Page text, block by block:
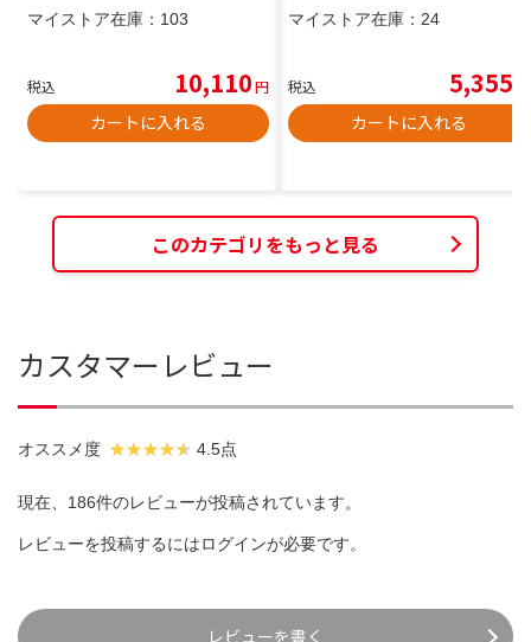
マイストア在庫： 103
税込 10,110円
カートに入れる
マイストア在庫： 24
税込 5,355
カートに入れる
このカテゴリをもっと見る
カスタマーレビュー
オススメ度 4.5点
現在、186件のレビューが投稿されています。
レビューを投稿するにはログインが必要です。
レビューを書く